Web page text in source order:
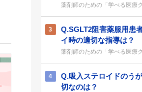
薬剤師のための「学べる医療ク
3
Q.SGLT2阻害薬服用患
イ時の適切な指導は？
薬剤師のための「学べる医療ク
4
Q.吸入ステロイドのう
切なのは？